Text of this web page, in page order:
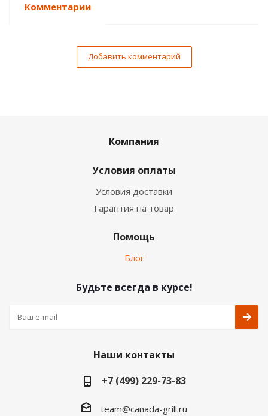
Комментарии
Добавить комментарий
Компания
Условия оплаты
Условия доставки
Гарантия на товар
Помощь
Блог
Будьте всегда в курсе!
Наши контакты
+7 (499) 229-73-83
team@canada-grill.ru